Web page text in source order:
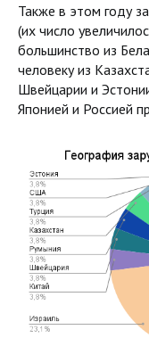
Также в этом году
(их число
большинство из
человеку из
Швейцарии и
Японией и Россией